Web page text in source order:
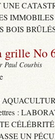
UNE
BOIS
grille No
Paul Courbis
:
UN